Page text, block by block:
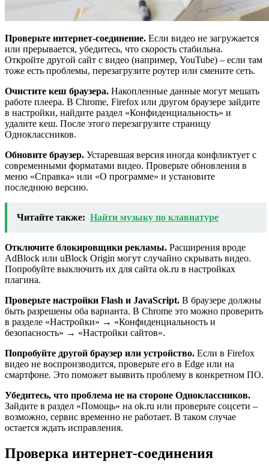
Проверьте интернет-соединение. Если видео не загружается
или прерывается, убедитесь, что скорость стабильна.
Откройте другой сайт с видео (например, YouTube) – если там
тоже есть проблемы, перезагрузите роутер или смените сеть.
Очистите кеш браузера. Накопленные данные могут мешать
работе плеера. В Chrome, Firefox или другом браузере зайдите
в настройки, найдите раздел «Конфиденциальность» и
удалите кеш. После этого перезагрузите страницу
Одноклассников.
Обновите браузер. Устаревшая версия иногда конфликтует с
современными форматами видео. Проверьте обновления в
меню «Справка» или «О программе» и установите
последнюю версию.
Читайте также: Найти музыку по клавиатуре
Отключите блокировщики рекламы. Расширения вроде
AdBlock или uBlock Origin могут случайно скрывать видео.
Попробуйте выключить их для сайта ok.ru в настройках
плагина.
Проверьте настройки Flash и JavaScript. В браузере должны
быть разрешены оба варианта. В Chrome это можно проверить
в разделе «Настройки» → «Конфиденциальность и
безопасность» → «Настройки сайтов».
Попробуйте другой браузер или устройство. Если в Firefox
видео не воспроизводится, проверьте его в Edge или на
смартфоне. Это поможет выявить проблему в конкретном ПО.
Убедитесь, что проблема не на стороне Одноклассников.
Зайдите в раздел «Помощь» на ok.ru или проверьте соцсети –
возможно, сервис временно не работает. В таком случае
остается ждать исправления.
Проверка интернет-соединения